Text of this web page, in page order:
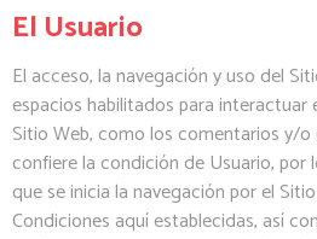
El Usuario
El acceso, la navegación y uso del
espacios habilitados para
Sitio Web, como los comentarios y/
confiere la condición de Usuario, por
que se inicia la navegación por el
Condiciones aquí establecidas, así